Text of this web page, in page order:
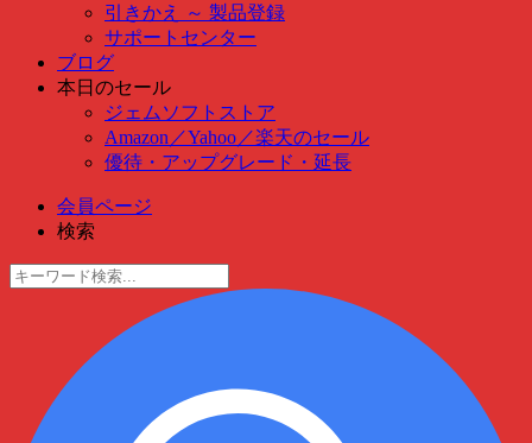
引きかえ ～ 製品登録
サポートセンター
ブログ
本日のセール
ジェムソフトストア
Amazon ／Yahoo ／楽天のセール
優待・アップグレード・延長
会員ページ
検索